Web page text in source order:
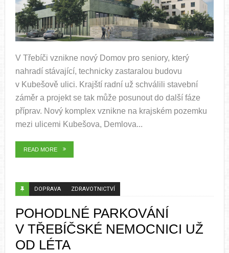
V Třebíči vznikne nový Domov pro seniory, který
nahradí stávající, technicky zastaralou budovu
v Kubešově ulici. Krajští radní už schválili stavební
záměr a projekt se tak může posunout do další fáze
příprav. Nový komplex vznikne na krajském pozemku
mezi ulicemi Kubešova, Demlova...
READ MORE
DOPRAVA ZDRAVOTNICTVÍ
POHODLNÉ PARKOVÁNÍ
V TŘEBÍČSKÉ NEMOCNICI UŽ
OD LÉTA